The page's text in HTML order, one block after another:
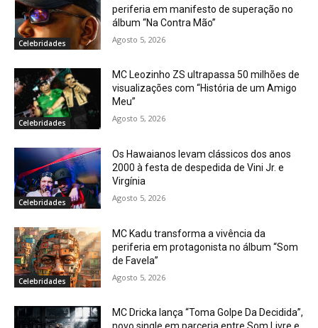
Celebridades
periferia em manifesto de superação no
álbum “Na Contra Mão”
Agosto 5, 2026
Celebridades
MC Leozinho ZS ultrapassa 50 milhões de
visualizações com “História de um Amigo
Meu”
Agosto 5, 2026
Celebridades
Os Hawaianos levam clássicos dos anos
2000 à festa de despedida de Vini Jr. e
Virgínia
Agosto 5, 2026
Celebridades
MC Kadu transforma a vivência da
periferia em protagonista no álbum “Som
de Favela”
Agosto 5, 2026
MC Dricka lança “Toma Golpe Da Decidida”,